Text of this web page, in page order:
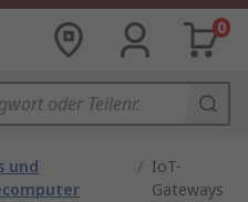
0
und
/ IoT-
Gateways